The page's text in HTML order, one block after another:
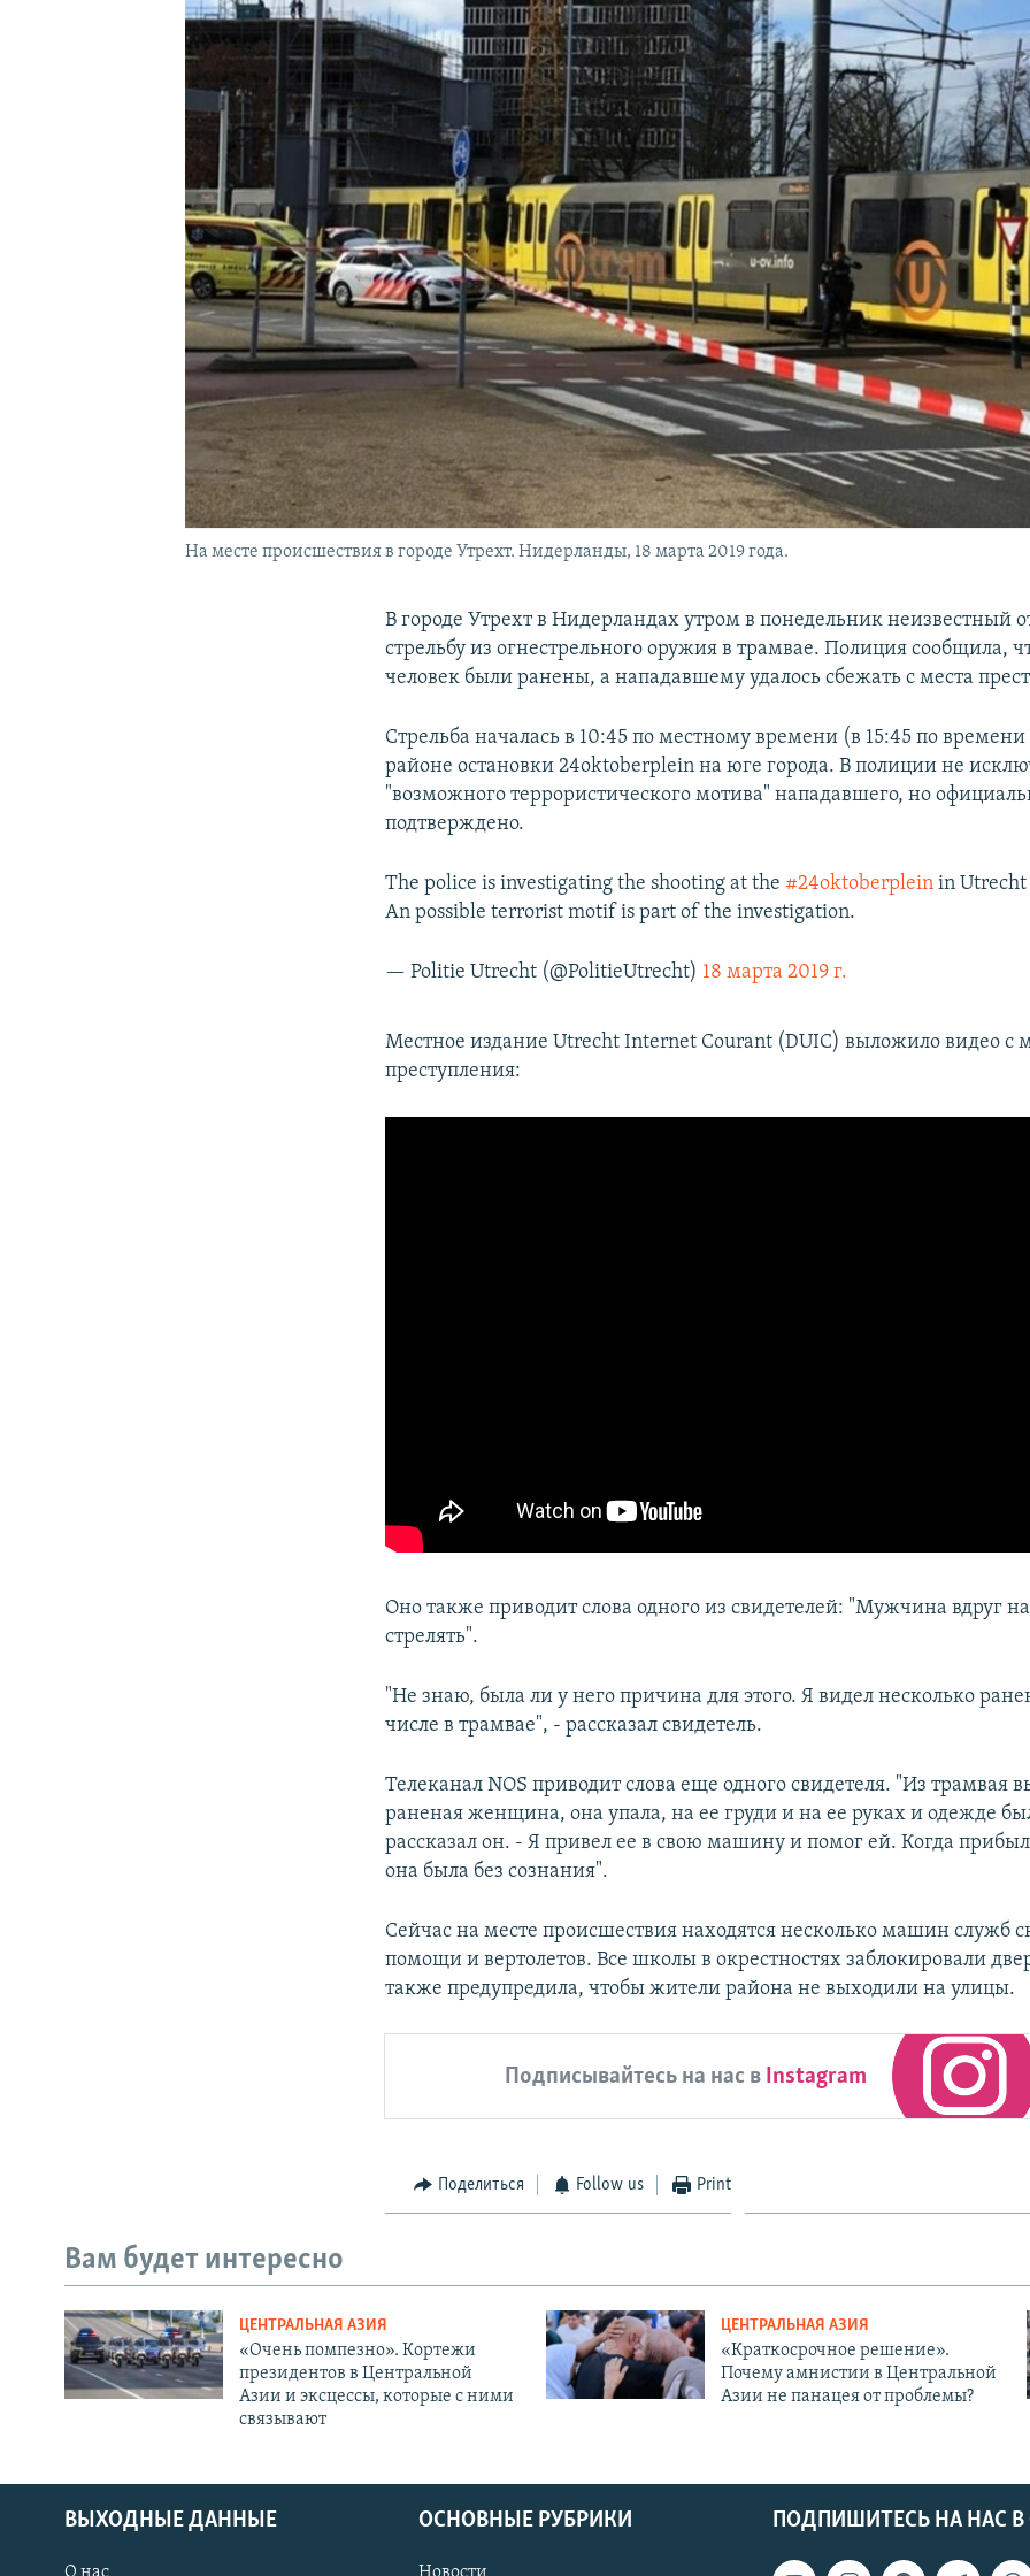
На месте происшествия в городе Утрехт. Нидерланды, 18 марта 2019 года.
В городе Утрехт в Нидерландах утром в понедельник неизвестный
стрельбу из огнестрельного оружия в трамвае. Полиция сообщила,
человек были ранены, а нападавшему удалось сбежать с места
Стрельба началась в 10:45 по местному времени (в 15:45 по
районе остановки 24oktoberplein на юге города. В полиции не
"возможного террористического мотива" нападавшего, но
подтверждено.
The police is investigating the shooting at the #24oktoberplein in
An possible terrorist motif is part of the investigation.
— Politie Utrecht (@PolitieUtrecht) 18 марта 2019 г.
Местное издание Utrecht Internet Courant (DUIC) выложило видео с
преступления:
Оно также приводит слова одного из свидетелей: "Мужчина вдруг
стрелять".
"Не знаю, была ли у него причина для этого. Я видел несколько
числе в трамвае", - рассказал свидетель.
Телеканал NOS приводит слова еще одного свидетеля. "Из трамвая
раненая женщина, она упала, на ее груди и на ее руках и одежде
рассказал он. - Я привел ее в свою машину и помог ей. Когда
она была без сознания".
Сейчас на месте происшествия находятся несколько машин служб
помощи и вертолетов. Все школы в окрестностях заблокировали
также предупредила, чтобы жители района не выходили на улицы.
Подписывайтесь на нас в Instagram
Поделиться Follow us Print
Вам будет интересно
ЦЕНТРАЛЬНАЯ АЗИЯ
«Очень помпезно». Кортежи
президентов в Центральной
Азии и эксцессы, которые с ними
связывают
ЦЕНТРАЛЬНАЯ АЗИЯ
«Краткосрочное решение».
Почему амнистии в Центральной
Азии не панацея от проблемы?
ПОДПИШИТЕСЬ НА НАС В
ВЫХОДНЫЕ ДАННЫЕ
О нас
ОСНОВНЫЕ РУБРИКИ
Новости